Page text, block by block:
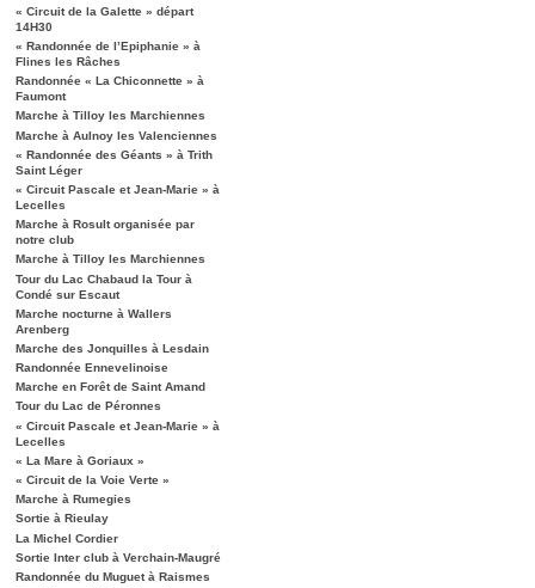
« Circuit de la Galette » départ
14H30
« Randonnée de l’Epiphanie » à
Flines les Râches
Randonnée « La Chiconnette » à
Faumont
Marche à Tilloy les Marchiennes
Marche à Aulnoy les Valenciennes
« Randonnée des Géants » à Trith
Saint Léger
« Circuit Pascale et Jean-Marie » à
Lecelles
Marche à Rosult organisée par
notre club
Marche à Tilloy les Marchiennes
Tour du Lac Chabaud la Tour à
Condé sur Escaut
Marche nocturne à Wallers
Arenberg
Marche des Jonquilles à Lesdain
Randonnée Ennevelinoise
Marche en Forêt de Saint Amand
Tour du Lac de Péronnes
« Circuit Pascale et Jean-Marie » à
Lecelles
« La Mare à Goriaux »
« Circuit de la Voie Verte »
Marche à Rumegies
Sortie à Rieulay
La Michel Cordier
Sortie Inter club à Verchain-Maugré
Randonnée du Muguet à Raismes